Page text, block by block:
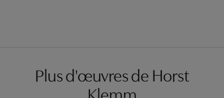
Plus d'œuvres de Horst
Klemm